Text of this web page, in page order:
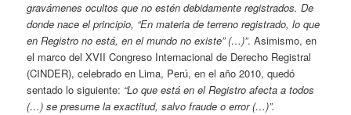
gravámenes ocultos que no estén debidamente registrados. De
donde nace el principio, “En materia de terreno registrado, lo que
en Registro no está, en el mundo no existe” (…)”. Asimismo, en
el marco del XVII Congreso Internacional de Derecho Registral
(CINDER), celebrado en Lima, Perú, en el año 2010, quedó
sentado lo siguiente: “Lo que está en el Registro afecta a todos
(…) se presume la exactitud, salvo fraude o error (…)”.